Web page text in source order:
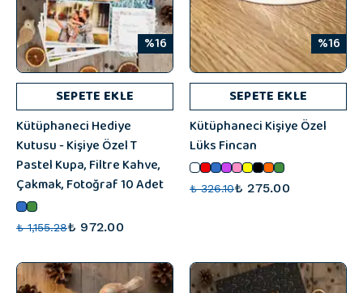
%16
SEPETE EKLE
Kütüphaneci Hediye
Kutusu - Kişiye Özel T
Pastel Kupa, Filtre Kahve,
Çakmak, Fotoğraf 10 Adet
₺ 1,155.28₺ 972.00
%16
SEPETE EKLE
Kütüphaneci Kişiye Özel
Lüks Fincan
₺ 326.10₺ 275.00